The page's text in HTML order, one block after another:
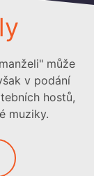
může
v podání
hostů,
muziky.